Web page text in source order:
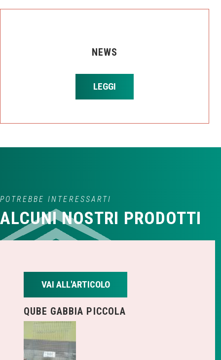
NEWS
LEGGI
POTREBBE INTERESSARTI
ALCUNI NOSTRI PRODOTTI
VAI ALL'ARTICOLO
QUBE GABBIA PICCOLA